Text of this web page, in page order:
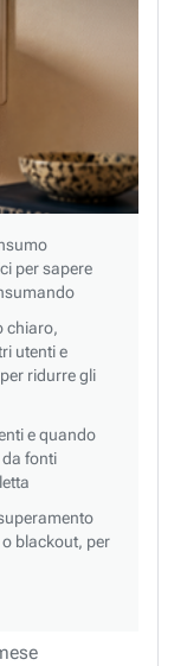
per sapere
chiaro,
utenti e
ridurre gli
e quando
da fonti
blackout, per